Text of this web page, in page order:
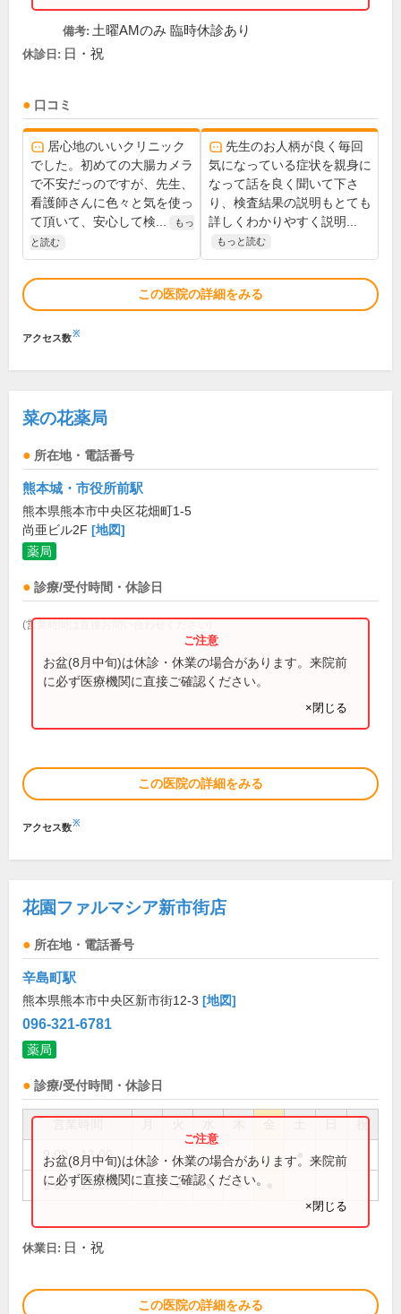
備考: 土曜AMのみ 臨時休診あり
休診日: 日・祝
口コミ
居心地のいいクリニック
でした。初めての大腸カメラ
で不安だっのですが、先生、
看護師さんに色々と気を使っ
て頂いて、安心して検...
もっ
と読む
先生のお人柄が良く毎回
気になっている症状を親身に
なって話を良く聞いて下さ
り、検査結果の説明もとても
詳しくわかりやすく説明...
もっと読む
この医院の詳細をみる
アクセス数※
菜の花薬局
所在地・電話番号
熊本城・市役所前駅
熊本県熊本市中央区花畑町1-5
尚亜ビル2F [地図]
薬局
診療/受付時間・休診日
(営業時間は直接お問い合わせください)
お盆(8月中旬)は休診・休業の場合があります。来院前
に必ず医療機関に直接ご確認ください。
×閉じる
この医院の詳細をみる
アクセス数※
花園ファルマシア新市街店
所在地・電話番号
辛島町駅
熊本県熊本市中央区新市街12-3 [地図]
096-321-6781
薬局
診療/受付時間・休診日
祝
9:00～13:00
9:00～18:00 ● ● ● ●
お盆(8月中旬)は休診・休業の場合があります。来院前
に必ず医療機関に直接ご確認ください。
×閉じる
休業日: 日・祝
この医院の詳細をみる